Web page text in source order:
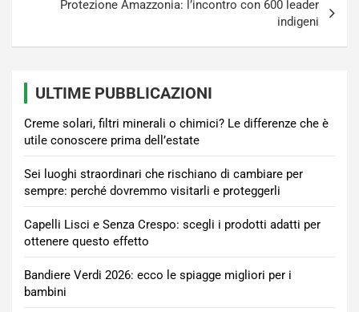
Protezione Amazzonia: l’incontro con 600 leader
indigeni
ULTIME PUBBLICAZIONI
Creme solari, filtri minerali o chimici? Le differenze che è
utile conoscere prima dell’estate
Sei luoghi straordinari che rischiano di cambiare per
sempre: perché dovremmo visitarli e proteggerli
Capelli Lisci e Senza Crespo: scegli i prodotti adatti per
ottenere questo effetto
Bandiere Verdi 2026: ecco le spiagge migliori per i
bambini